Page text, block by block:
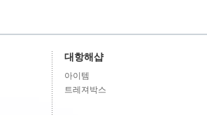
대항해샵
아이템
트레져박스